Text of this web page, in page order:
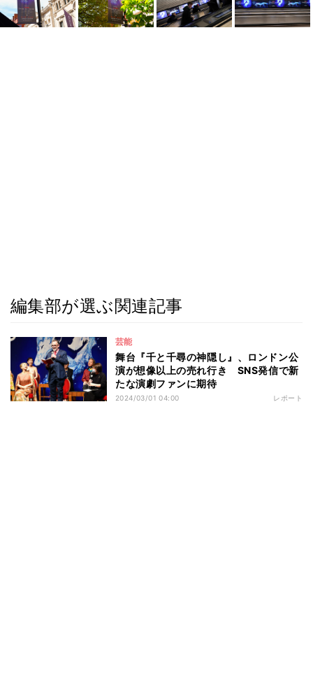
編集部が選ぶ関連記事
芸能
舞台『千と千尋の神隠し』、ロンドン公
演が想像以上の売れ行き SNS発信で新
たな演劇ファンに期待
2024/03/01 04:00 レポート